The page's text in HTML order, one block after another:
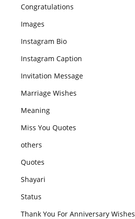
Congratulations
Images
Instagram Bio
Instagram Caption
Invitation Message
Marriage Wishes
Meaning
Miss You Quotes
others
Quotes
Shayari
Status
Thank You For Anniversary Wishes